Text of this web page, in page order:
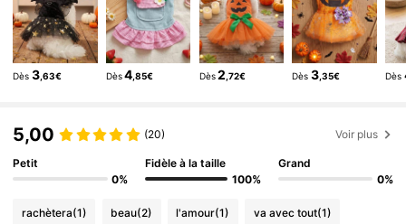
4,85 217K Suiveurs
4,85 217K Suiveurs
4,85 217K Suiveurs
Dès 3,63€ Dès 4 ,85€ Dès2 ,72€ Dès 3,35€ Dès
5,00 (20) Voir plus
Petit
0%
Fidèle à la taille
100%
Grand
0%
rachètera(1) beau(2) l'amour(1) va avec tout(1)